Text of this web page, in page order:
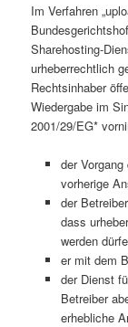
Im Verfahren
Sharehosting-
urheberrechtlich
Rechtsinhaber
Wiedergabe im
2001/29/EG*
der
vorherige
der
dass
werden
er mit dem
der Dienst
Betreiber
erhebliche